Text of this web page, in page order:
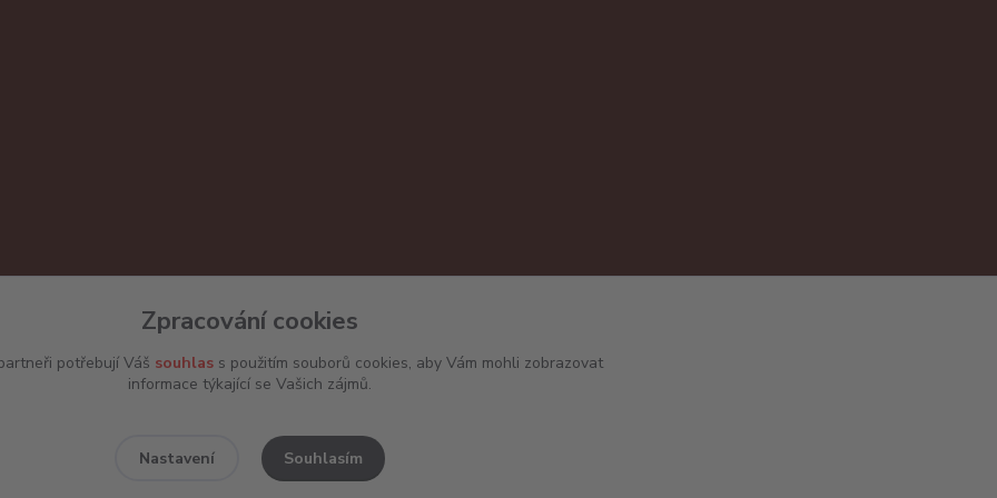
Zpracování cookies
potřebují Váš souhlass použitím souborů cookies, aby Vám mohli zobrazovat
informace týkající se Vašich zájmů.
Nastavení Souhlasím